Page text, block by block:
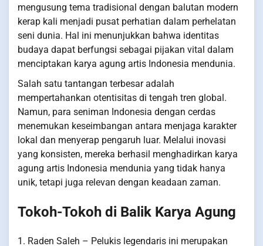
mengusung tema tradisional dengan balutan modern
kerap kali menjadi pusat perhatian dalam perhelatan
seni dunia. Hal ini menunjukkan bahwa identitas
budaya dapat berfungsi sebagai pijakan vital dalam
menciptakan karya agung artis Indonesia mendunia.
Salah satu tantangan terbesar adalah
mempertahankan otentisitas di tengah tren global.
Namun, para seniman Indonesia dengan cerdas
menemukan keseimbangan antara menjaga karakter
lokal dan menyerap pengaruh luar. Melalui inovasi
yang konsisten, mereka berhasil menghadirkan karya
agung artis Indonesia mendunia yang tidak hanya
unik, tetapi juga relevan dengan keadaan zaman.
Tokoh-Tokoh di Balik Karya Agung
1. Raden Saleh – Pelukis legendaris ini merupakan